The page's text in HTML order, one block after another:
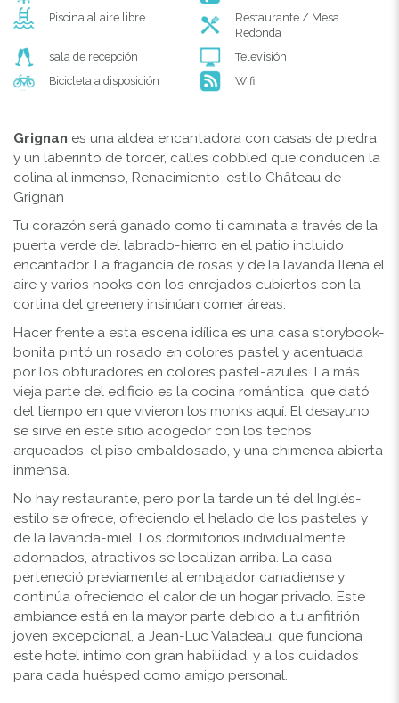
Piscina al aire libre
Restaurante / Mesa
Redonda
sala de recepción
Televisión
Bicicleta a disposición
Wifi
Grignan es una aldea encantadora con casas de piedra
y un laberinto de torcer, calles cobbled que conducen la
colina al inmenso, Renacimiento-estilo Château de
Grignan
Tu corazón será ganado como ti caminata a través de la
puerta verde del labrado-hierro en el patio incluido
encantador. La fragancia de rosas y de la lavanda llena el
aire y varios nooks con los enrejados cubiertos con la
cortina del greenery insinúan comer áreas.
Hacer frente a esta escena idílica es una casa storybook-
bonita pintó un rosado en colores pastel y acentuada
por los obturadores en colores pastel-azules. La más
vieja parte del edificio es la cocina romántica, que dató
del tiempo en que vivieron los monks aquí. El desayuno
se sirve en este sitio acogedor con los techos
arqueados, el piso embaldosado, y una chimenea abierta
inmensa.
No hay restaurante, pero por la tarde un té del Inglés-
estilo se ofrece, ofreciendo el helado de los pasteles y
de la lavanda-miel. Los dormitorios individualmente
adornados, atractivos se localizan arriba. La casa
perteneció previamente al embajador canadiense y
continúa ofreciendo el calor de un hogar privado. Este
ambiance está en la mayor parte debido a tu anfitrión
joven excepcional, a Jean-Luc Valadeau, que funciona
este hotel íntimo con gran habilidad, y a los cuidados
para cada huésped como amigo personal.